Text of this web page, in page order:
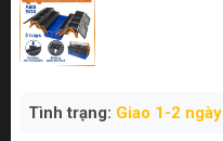
Tình trạng: Giao 1-2 ngày